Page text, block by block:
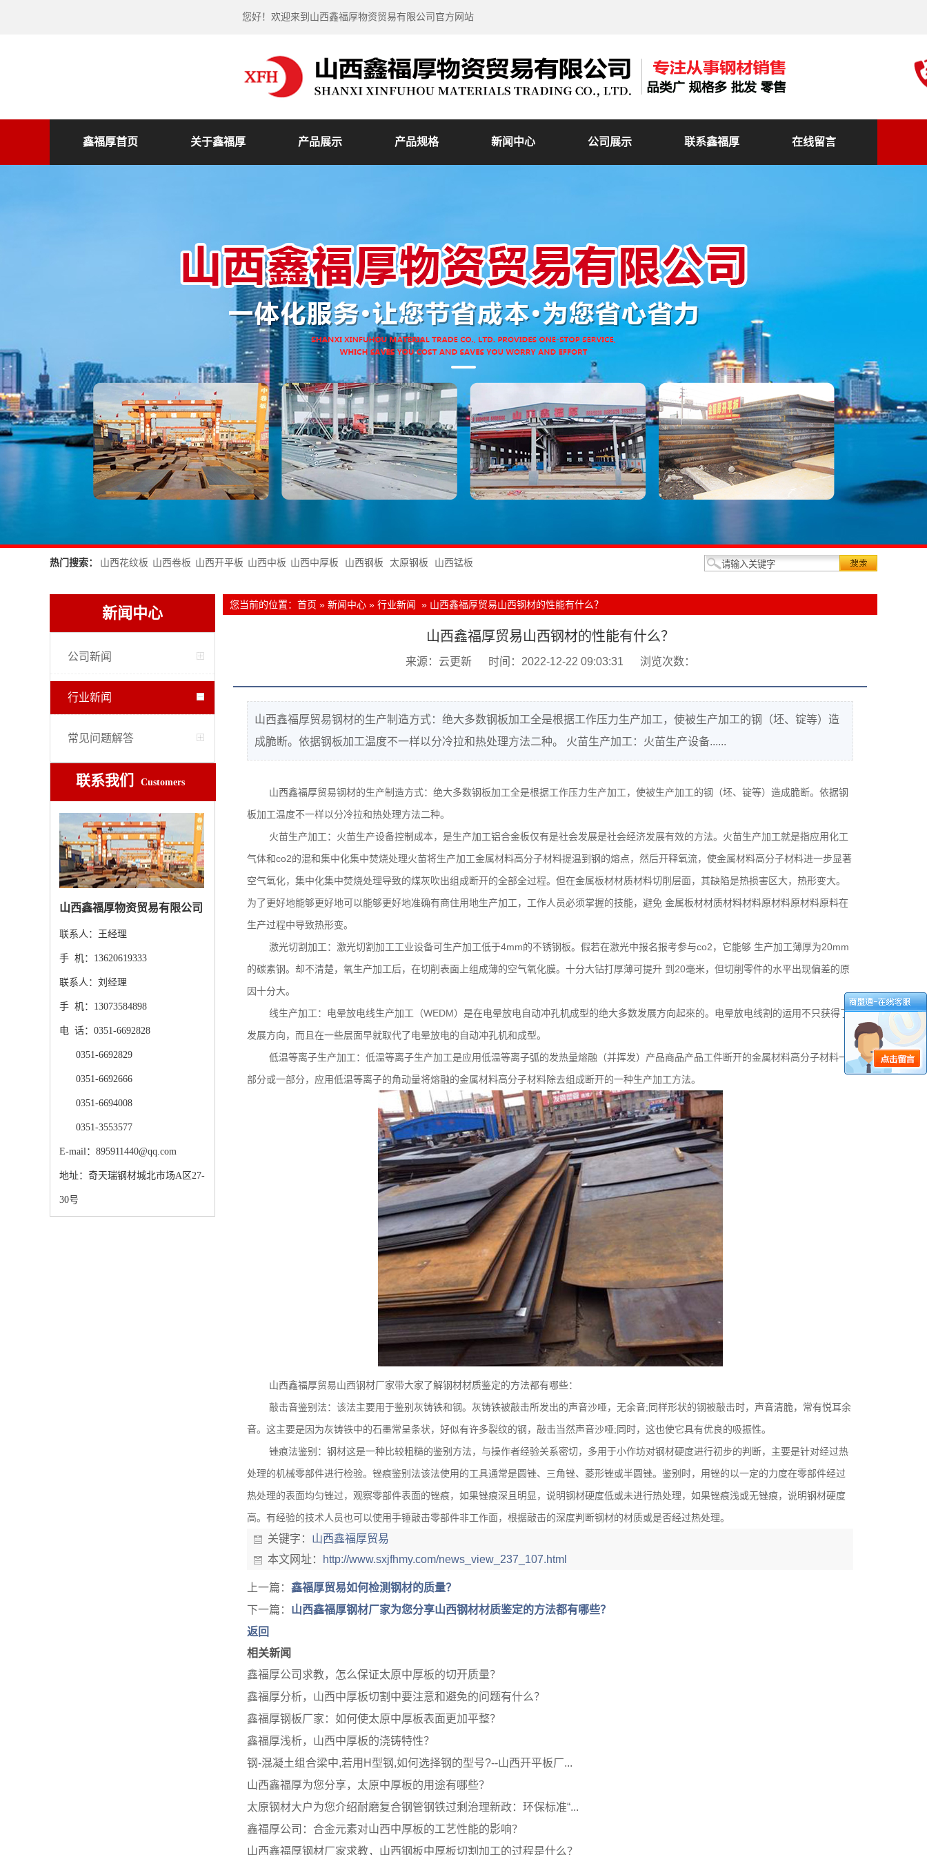
您好！欢迎来到山西鑫福厚物资贸易有限公司官方网站
鑫福厚首页 关于鑫福厚 产品展示 产品规格 新闻中心 公司展示 联系鑫福厚 在线留言
热门搜索： 山西花纹板 山西卷板 山西开平板 山西中板 山西中厚板 山西钢板 太原钢板 山西锰板
新闻中心
公司新闻
行业新闻
常见问题解答
联系我们 Customers
山西鑫福厚物资贸易有限公司
联系人：王经理
手 机：13620619333
联系人：刘经理
手 机：13073584898
电 话：0351-6692828
0351-6692829
0351-6692666
0351-6694008
0351-3553577
E-mail：895911440@qq.com
地址：奇天瑞钢材城北市场A区27-
30号
您当前的位置： 首页 » 新闻中心 » 行业新闻 » 山西鑫福厚贸易山西钢材的性能有什么？
山西鑫福厚贸易山西钢材的性能有什么？
来源：云更新 时间：2022-12-22 09:03:31 浏览次数：
山西鑫福厚贸易钢材的生产制造方式：绝大多数钢板加工全是根据工作压力生产加工，使被生产加工的钢（坯、锭等）造
成脆断。依据钢板加工温度不一样以分冷拉和热处理方法二种。 火苗生产加工：火苗生产设备......
山西鑫福厚贸易钢材的生产制造方式：绝大多数钢板加工全是根据工作压力生产加工，使被生产加工的钢（坯、锭等）造成脆断。依据钢
板加工温度不一样以分冷拉和热处理方法二种。
火苗生产加工：火苗生产设备控制成本，是生产加工铝合金板仅有是社会发展是社会经济发展有效的方法。火苗生产加工就是指应用化工
气体和co2的混和集中化集中焚烧处理火苗将生产加工金属材料高分子材料提温到钢的熔点，然后开释氧流，使金属材料高分子材料进一步显著
空气氧化，集中化集中焚烧处理导致的煤灰吹出组成断开的全部全过程。但在金属板材材质材料切削层面，其缺陷是热损害区大，热形变大。
为了更好地能够更好地可以能够更好地准确有商住用地生产加工，工作人员必须掌握的技能，避免 金属板材材质材料材料原材料原材料原料在
生产过程中导致热形变。
激光切割加工：激光切割加工工业设备可生产加工低于4mm的不锈钢板。假若在激光中报名报考参与co2，它能够 生产加工薄厚为20mm
的碳素钢。却不清楚，氧生产加工后，在切削表面上组成薄的空气氧化膜。十分大钻打厚薄可提升 到 20毫米，但切削零件的水平出现偏差的原
因十分大。
线生产加工：电晕放电线生产加工（WEDM）是在电晕放电自动冲孔机成型的绝大多数发展方向起來的。电晕放电线割的运用不只获得了
发展方向，而且在一些层面早就取代了电晕放电的自动冲孔机和成型。
低温等离子生产加工：低温等离子生产加工是应用低温等离子弧的发热量熔融（并挥发）产品商品产品工件断开的金属材料高分子材料一
部分或一部分，应用低温等离子的角动量将熔融的金属材料高分子材料除去组成断开的一种生产加工方法。
山西鑫福厚贸易山西钢材厂家带大家了解钢材材质鉴定的方法都有哪些：
敲击音鉴别法：该法主要用于鉴别灰铸铁和钢。灰铸铁被敲击所发出的声音沙哑，无余音;同样形状的钢被敲击时，声音清脆，常有悦耳余
音。这主要是因为灰铸铁中的石墨常呈条状，好似有许多裂纹的钢，敲击当然声音沙哑;同时，这也使它具有优良的吸振性。
锉痕法鉴别：钢材这是一种比较粗糙的鉴别方法，与操作者经验关系密切，多用于小作坊对钢材硬度进行初步的判断，主要是针对经过热
处理的机械零部件进行检验。锉痕鉴别法该法使用的工具通常是圆锉、三角锉、菱形锉或半圆锉。鉴别时，用锉的以一定的力度在零部件经过
热处理的表面均匀锉过，观察零部件表面的锉痕，如果锉痕深且明显，说明钢材硬度低或未进行热处理，如果锉痕浅或无锉痕，说明钢材硬度
高。有经验的技术人员也可以使用手锤敲击零部件非工作面，根据敲击的深度判断钢材的材质或是否经过热处理。
关键字： 山西鑫福厚贸易
本文网址：
http://www.sxjfhmy.com/news_view_237_107.html
上一篇： 鑫福厚贸易如何检测钢材的质量？
下一篇： 山西鑫福厚钢材厂家为您分享山西钢材材质鉴定的方法都有哪些？
返回
相关新闻
鑫福厚公司求教，怎么保证太原中厚板的切开质量？
鑫福厚分析，山西中厚板切割中要注意和避免的问题有什么？
鑫福厚钢板厂家：如何使太原中厚板表面更加平整？
鑫福厚浅析，山西中厚板的浇铸特性？
钢-混凝土组合梁中,若用H型钢,如何选择钢的型号?--山西开平板厂...
山西鑫福厚为您分享，太原中厚板的用途有哪些？
太原钢材大户为您介绍耐磨复合钢管钢铁过剩治理新政：环保标准“...
鑫福厚公司：合金元素对山西中厚板的工艺性能的影响？
山西鑫福厚钢材厂家求教，山西钢板中厚板切割加工的过程是什么？